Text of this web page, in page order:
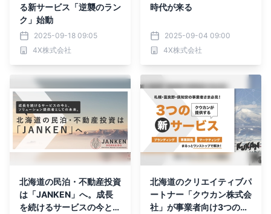
る新サービス「逆襲のラン
ク」始動
2025-09-18 09:05
4X株式会社
時代が来る
2025-09-04 09:00
4X株式会社
北海道の民泊・不動産投資
は「JANKEN」へ。成長
を続けるサービスの今と、
北海道のクリエイティブパ
ートナー「クウカン株式会
社」が事業者向け3つの新